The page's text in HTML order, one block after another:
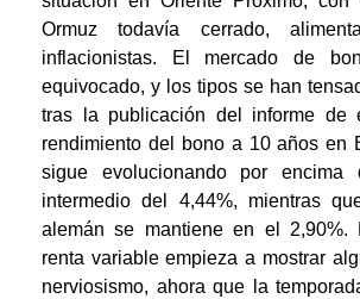
Ormuz todavía cerrado,
inflacionistas. El mercado de
equivocado, y los tipos se han
tras la publicación del informe de
rendimiento del bono a 10 años en
sigue evolucionando por encima
intermedio del 4,44%, mientras
alemán se mantiene en el 2,90%.
renta variable empieza a mostrar
nerviosismo, ahora que la